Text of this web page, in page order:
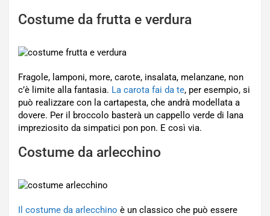
Costume da frutta e verdura
Fragole, lamponi, more, carote, insalata, melanzane, non
c’è limite alla fantasia. La carota fai da te, per esempio, si
può realizzare con la cartapesta, che andrà modellata a
dovere. Per il broccolo basterà un cappello verde di lana
impreziosito da simpatici pon pon. E così via.
Costume da arlecchino
Il costume da arlecchino è un classico che può essere